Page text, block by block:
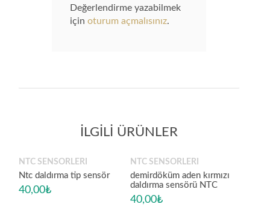
Değerlendirme yazabilmek
içinoturum açmalısınız.
İLGILI ÜRÜNLER
NTC SENSÖRLERI
Ntc daldırma tip sensör
40,00₺
NTC SENSÖRLERI
demirdöküm aden kırmızı
daldırma sensörü NTC
40,00₺